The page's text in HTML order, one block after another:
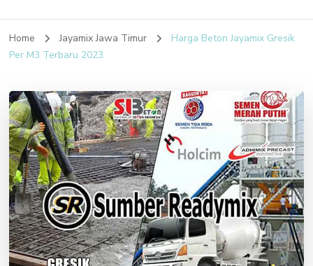
Sumber Readymix
Home Jayamix Jawa Timur
Harga Beton Jayamix Gresik
Per M3 Terbaru 2023